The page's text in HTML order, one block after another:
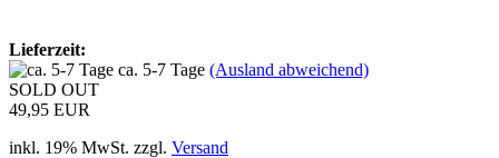
Lieferzeit:
ca. 5-7 Tage (Ausland abweichend)
SOLD OUT
49,95 EUR
inkl. 19% MwSt. zzgl. Versand